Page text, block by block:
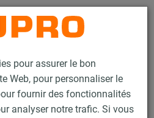
pour assurer le bon
Web, pour personnaliser le
fournir des fonctionnalités
analyser notre trafic. Si vous
Contact